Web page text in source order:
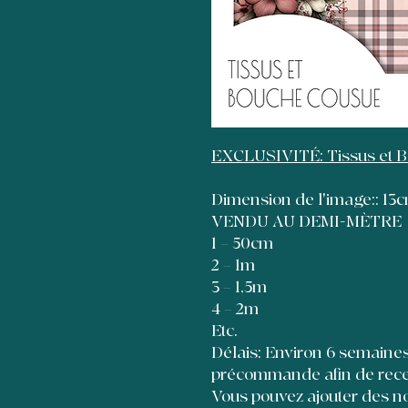
EXCLUSIVITÉ: Tissus et
Dimension de l'image::
VENDU AU DEMI-MÈTRE
1 = 50cm
2 = 1m
3 = 1,5m
4 = 2m
Etc.
Délais: Environ 6
précommande afin de
Vous pouvez ajouter des